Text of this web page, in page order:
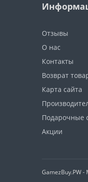
Отзывы
О нас
Контакты
Возврат
Карта сайта
Подарочные
Акции
GamezBuy.PW